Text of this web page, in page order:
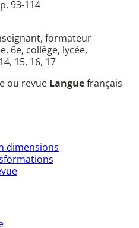
93-114
formateur
6e, collège, lycée,
15, 16, 17
ou revue Languefrançais
dimensions